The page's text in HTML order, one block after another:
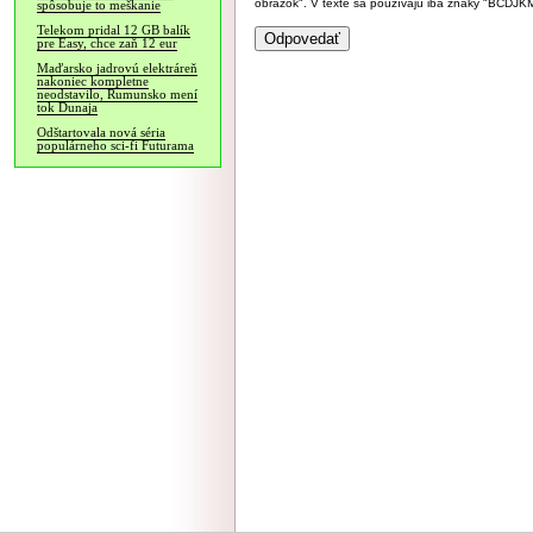
spôsobuje to meškanie
Telekom pridal 12 GB balík
pre Easy, chce zaň 12 eur
Maďarsko jadrovú elektráreň
nakoniec kompletne
neodstavilo, Rumunsko mení
tok Dunaja
Odštartovala nová séria
populárneho sci-fi Futurama
obrázok". V texte sa používajú iba znaky